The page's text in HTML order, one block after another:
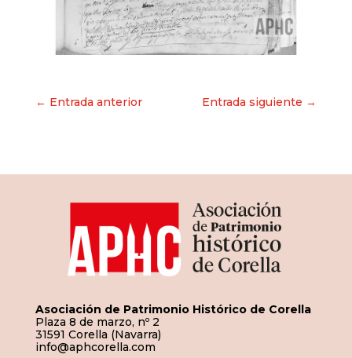
Navegación
← Entrada anterior Entrada siguiente →
Asociación de Patrimonio Histórico de Corella
Plaza 8 de marzo, nº 2
31591 Corella (Navarra)
info@aphcorella.com